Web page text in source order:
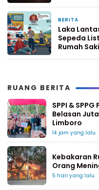
BERITA
Laka
Sepeda
Rumah
RUANG BERITA
SPPI &
Belasan
Limboro
14 jam yang lalu
Kebakaran
Orang
5 hari yang lalu